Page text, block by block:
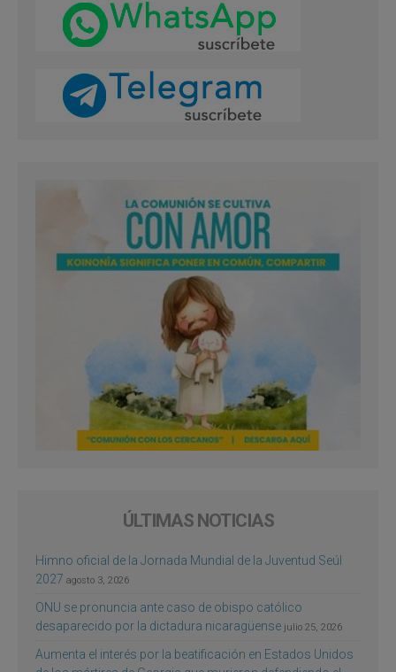
ÚLTIMAS NOTICIAS
Himno oficial de la Jornada Mundial de la Juventud Seúl
2027 agosto 3, 2026
ONU se pronuncia ante caso de obispo católico
desaparecido por la dictadura nicaragüense julio 25, 2026
Aumenta el interés por la beatificación en Estados Unidos